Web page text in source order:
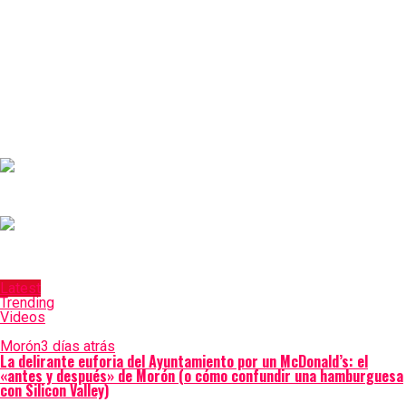
Latest
Trending
Videos
Morón3 días atrás
La delirante euforia del Ayuntamiento por un McDonald’s: el
«antes y después» de Morón (o cómo confundir una hamburguesa
con Silicon Valley)